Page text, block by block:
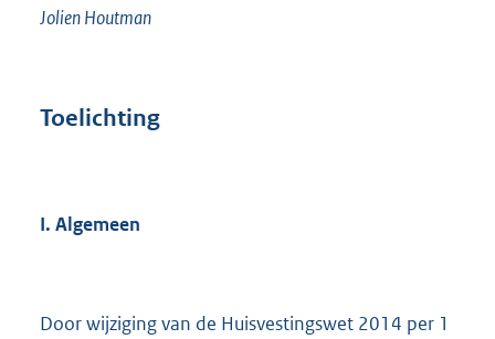
Jolien Houtman
Toelichting
I. Algemeen
Door wijziging van de Huisvestingswet 2014 per 1